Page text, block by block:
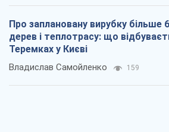
Про заплановану вирубку більше
дерев і теплотрасу: що
Теремках у Києві
Владислав Самойленко 159